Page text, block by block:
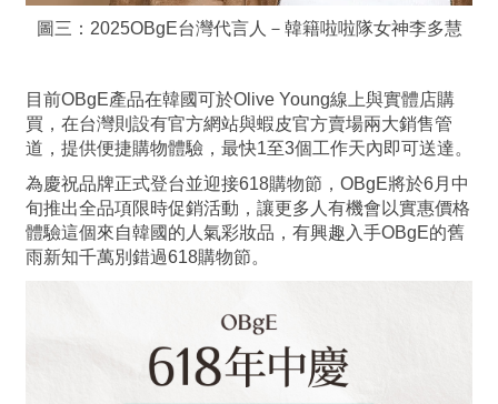
圖三：2025OBgE台灣代言人－韓籍啦啦隊女神李多慧
目前OBgE產品在韓國可於Olive Young線上與實體店購
買，在台灣則設有官方網站與蝦皮官方賣場兩大銷售管
道，提供便捷購物體驗，最快1至3個工作天內即可送達。
為慶祝品牌正式登台並迎接618購物節，OBgE將於6月中
旬推出全品項限時促銷活動，讓更多人有機會以實惠價格
體驗這個來自韓國的人氣彩妝品，有興趣入手OBgE的舊
雨新知千萬別錯過618購物節。